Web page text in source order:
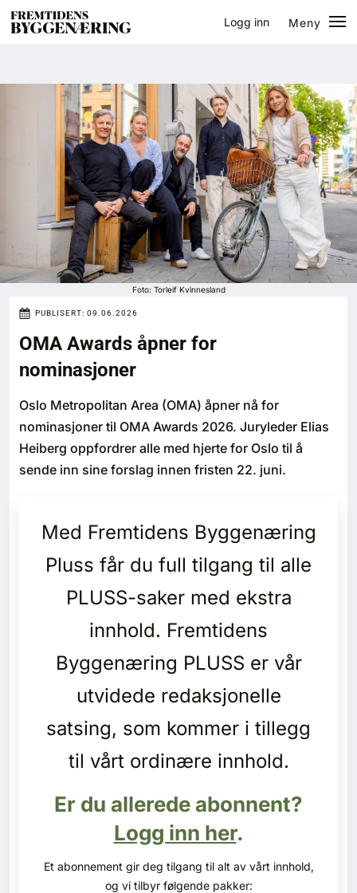
Logg inn
Meny
Prosjekter
Bygg-guiden
Logg inn
Bygg
Bærekraft
Digitalisering
Eiendom
Annonsering
Abonnere magasin
Kontakt oss
Foto: Torleif Kvinnesland
PUBLISERT: 09.06.2026
OMA Awards åpner for
nominasjoner
Oslo Metropolitan Area (OMA) åpner nå for
nominasjoner til OMA Awards 2026. Juryleder Elias
Heiberg oppfordrer alle med hjerte for Oslo til å
sende inn sine forslag innen fristen 22. juni.
Med Fremtidens Byggenæring
Pluss får du full tilgang til alle
PLUSS-saker med ekstra
innhold. Fremtidens
Byggenæring PLUSS er vår
utvidede redaksjonelle
satsing, som kommer i tillegg
til vårt ordinære innhold.
Er du allerede abonnent?
Logg inn her.
Et abonnement gir deg tilgang til alt av vårt innhold,
og vi tilbyr følgende pakker: